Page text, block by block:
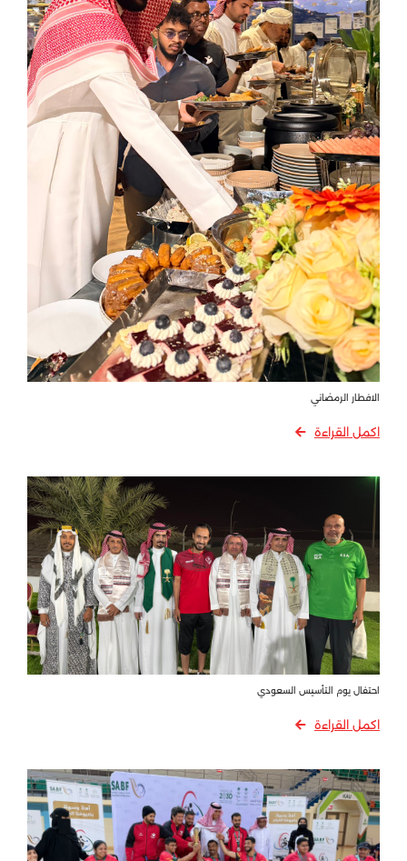
الافطار الرمضاني
اكمل القراءة
احتفال يوم التأسيس السعودي
اكمل القراءة